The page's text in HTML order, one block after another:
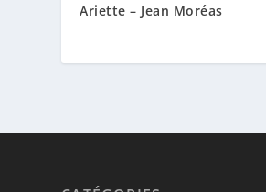
Ariette – Jean Moréas